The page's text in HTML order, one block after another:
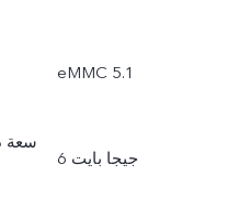
eMMC 5.1
سعة
6 جيجا بايت